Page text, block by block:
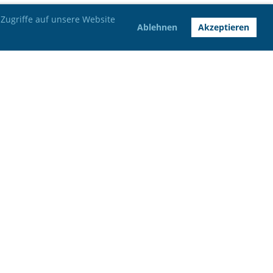
auf unsere Website
Ablehnen Akzeptieren